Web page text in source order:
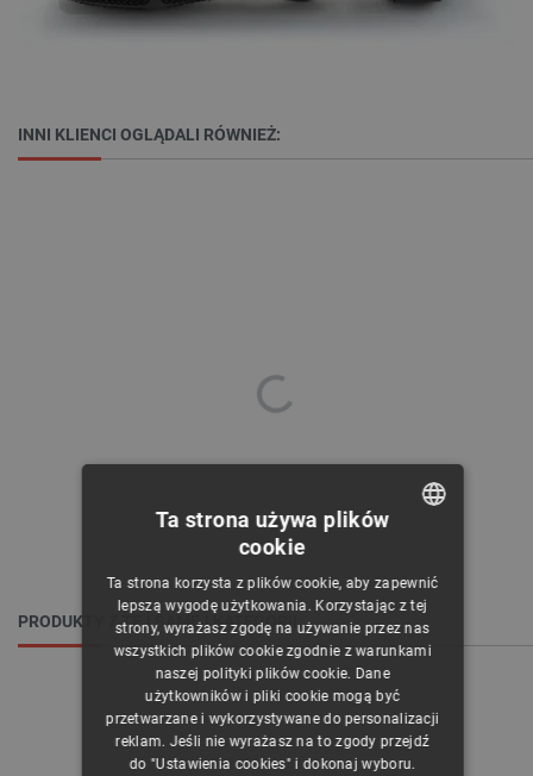
INNI KLIENCI OGLĄDALI RÓWNIEŻ:
PRODUKTY Z TEJ SAMEJ KATEGORII:
CZECH
ENGLISH
GERMAN
Ta strona używa plików
cookie
Ta strona korzysta z plików cookie, aby zapewnić
lepszą wygodę użytkowania. Korzystając z tej
strony, wyrażasz zgodę na używanie przez nas
wszystkich plików cookie zgodnie z warunkami
naszej polityki plików cookie. Dane
użytkowników i pliki cookie mogą być
przetwarzane i wykorzystywane do personalizacji
reklam. Jeśli nie wyrażasz na to zgody przejdź
do "Ustawienia cookies" i dokonaj wyboru.